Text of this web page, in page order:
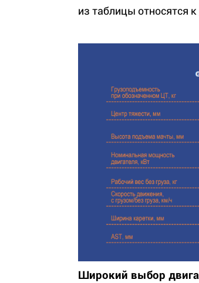
из таблицы относятся к
Широкий выбор